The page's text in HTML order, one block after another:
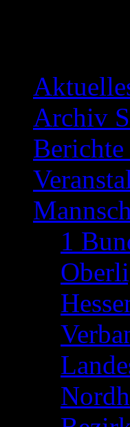
Archiv
Berichte
1